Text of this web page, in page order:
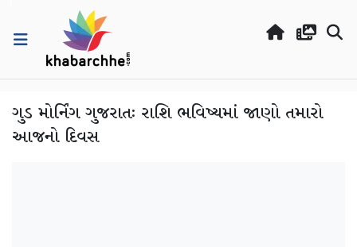
ગુડ મોર્નિંગ ગુજરાતઃ રાશિ ભવિષ્યમાં જાણો તમારો
આજનો દિવસ